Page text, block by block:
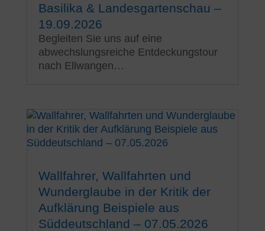
Basilika & Landesgartenschau –
19.09.2026
Begleiten Sie uns auf eine
abwechslungsreiche Entdeckungstour
nach Ellwangen…
Wallfahrer, Wallfahrten und
Wunderglaube in der Kritik der
Aufklärung Beispiele aus
Süddeutschland – 07.05.2026